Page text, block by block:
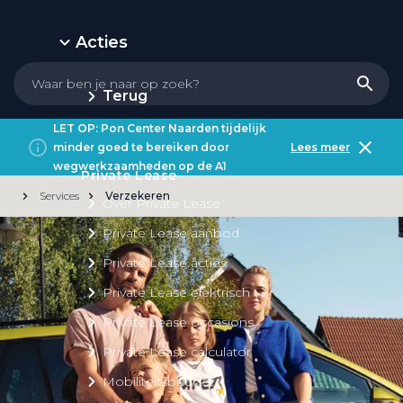
Acties
Terug
Private Lease
Over Private Lease
Private Lease aanbod
Private Lease acties
Private Lease elektrisch
Private Lease occasions
Private Lease calculator
Mobiliteitsbudget
LET OP: Pon Center Naarden tijdelijk
minder goed te bereiken door
wegwerkzaamheden op de A1
Lees meer
Services Verzekeren